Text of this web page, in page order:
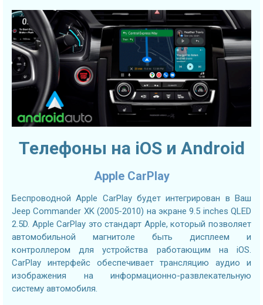
Телефоны на iOS и Android
Apple CarPlay
Беспроводной Apple CarPlay будет интегрирован в Ваш
Jeep Commander XK (2005-2010) на экране 9.5 inches QLED
2.5D. Apple CarPlay это стандарт Apple, который позволяет
автомобильной магнитоле быть дисплеем и
контроллером для устройства работающим на iOS.
CarPlay интерфейс обеспечивает трансляцию аудио и
изображения на информационно-развлекательную
систему автомобиля.